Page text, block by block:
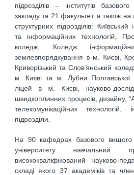
підрозділів – інститутів
закладу та 21 факультет, а також
структурних підрозділів:
та інформаційних технологій,
коледж, Коледж
землевпорядкування в м. Києві,
Криворізький та Слов’янський
м. Києві та м. Лубни Полтавської
ліцей в м. Києві, науково-
швидкоплинних процесів, дизайну,
телекомунікаційних технологій,
підрозділи.
На 90 кафедрах базового вищого
університету навчальний
висококваліфікований науково-
складі якого 37 академіків та